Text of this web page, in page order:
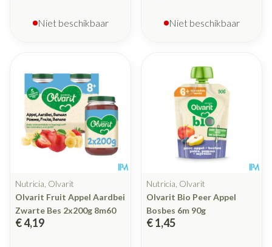
Niet beschikbaar Niet beschikbaar
Nutricia, Olvarit
Olvarit Fruit Appel Aardbei
Zwarte Bes 2x200g 8m60
€ 4,19
Nutricia, Olvarit
Olvarit Bio Peer Appel
Bosbes 6m 90g
€ 1,45